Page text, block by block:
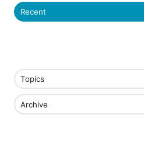
Recent
Topics
Archive